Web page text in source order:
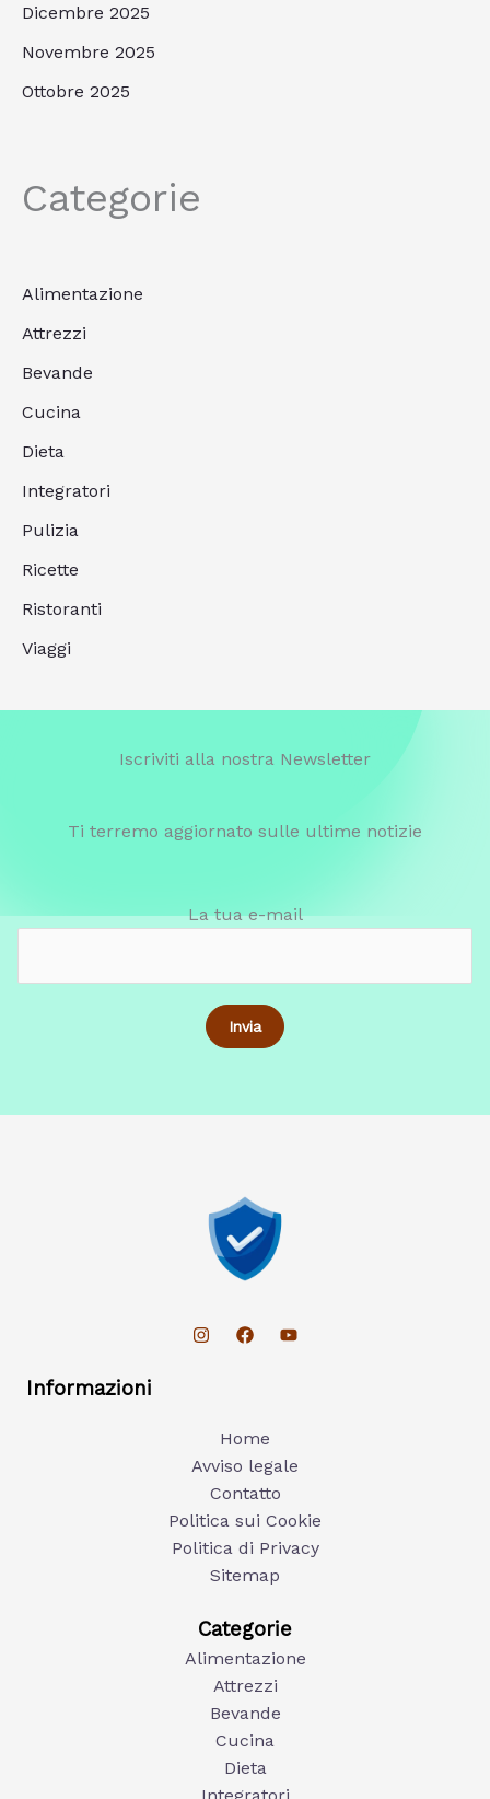
Dicembre 2025
Novembre 2025
Ottobre 2025
Categorie
Alimentazione
Attrezzi
Bevande
Cucina
Dieta
Integratori
Pulizia
Ricette
Ristoranti
Viaggi
Iscriviti alla nostra Newsletter
Ti terremo aggiornato sulle ultime notizie
La tua e-mail
Informazioni
Home
Avviso legale
Contatto
Politica sui Cookie
Politica di Privacy
Sitemap
Categorie
Alimentazione
Attrezzi
Bevande
Cucina
Dieta